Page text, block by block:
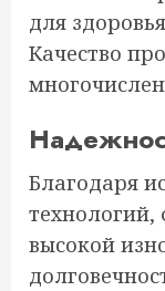
для
Качество
Благодаря
технологий,
высокой